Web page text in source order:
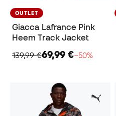
OUTLET
Giacca Lafrance Pink
Heem Track Jacket
139,99 €69,99 €−50%